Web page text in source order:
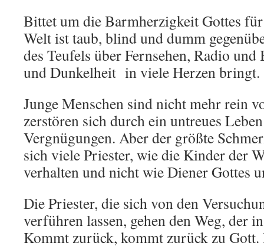
Bittet um die Barmherzigkeit Gottes
Welt ist taub, blind und dumm
des Teufels über Fernsehen, Radio
und Dunkelheit in viele Herzen bringt.
Junge Menschen sind nicht mehr rein
zerstören sich durch ein untreues
Vergnügungen. Aber der größte
sich viele Priester, wie die Kinder der
verhalten und nicht wie Diener Gottes
Die Priester, die sich von den
verführen lassen, gehen den Weg, der
Kommt zurück, kommt zurück zu